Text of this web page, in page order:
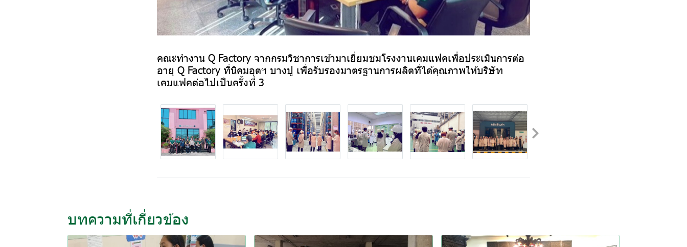
คณะทำงาน Q Factory จากกรมวิชาการเข้ามาเยี่ยมชมโรงงานเคมแฟคเพื่อประเมินการต่อ
อายุ Q Factory ที่นิคมอุตฯ บางปู เพื่อรับรองมาตรฐานการผลิตที่ได้คุณภาพให้บริษัท
เคมแฟคต่อไปเป็นครั้งที่ 3
บทความที่เกี่ยวข้อง